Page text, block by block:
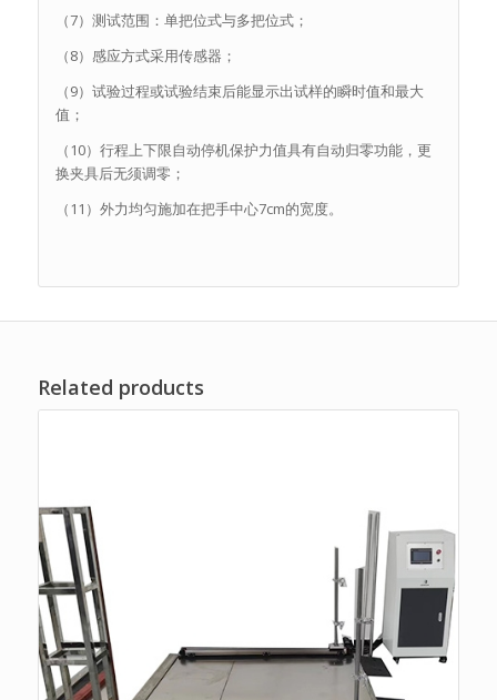
（7）测试范围：单把位式与多把位式；
（8）感应方式采用传感器；
（9）试验过程或试验结束后能显示出试样的瞬时值和最大
值；
（10）行程上下限自动停机保护力值具有自动归零功能，更
换夹具后无须调零；
（11）外力均匀施加在把手中心7cm的宽度。
Related products